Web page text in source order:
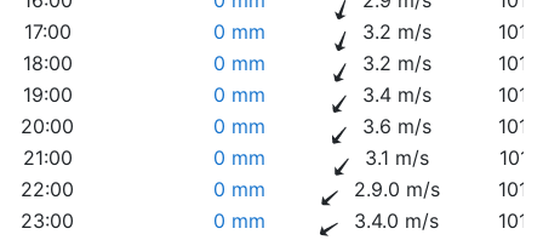
17:00
0 mm 3.2 m/s
18:00
0 mm 3.2 m/s
19:00
0 mm 3.4 m/s
20:00
0 mm 3.6 m/s
21:00
0 mm 3.1 m/s
22:00
0 mm 2.9.0 m/s
23:00
0 mm 3.4.0 m/s